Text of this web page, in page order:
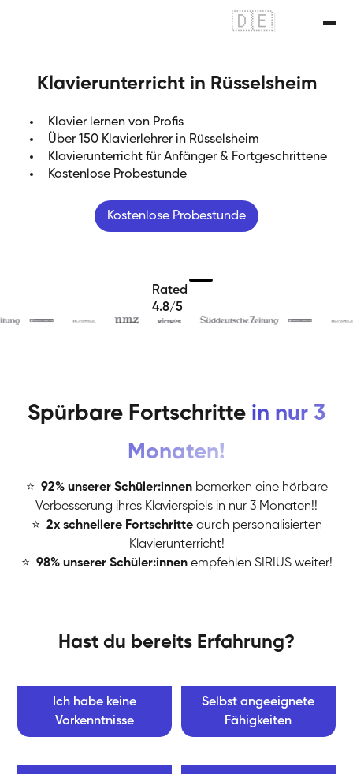
🇩🇪
Klavierunterricht in Rüsselsheim
Klavier lernen von Profis
Über 150 Klavierlehrer in Rüsselsheim
Klavierunterricht für Anfänger & Fortgeschrittene
Kostenlose Probestunde
Kostenlose Probestunde
Rated
4.8/5
Spürbare Fortschritte in nur 3
Monaten!
⭐ 92% unserer Schüler:innen bemerken eine hörbare
Verbesserung ihres Klavierspiels in nur 3 Monaten!!
⭐ 2x schnellere Fortschritte durch personalisierten
Klavierunterricht!
⭐ 98% unserer Schüler:innen empfehlen SIRIUS weiter!
Hast du bereits Erfahrung?
Ich habe keine
Vorkenntnisse
Selbst angeeignete
Fähigkeiten